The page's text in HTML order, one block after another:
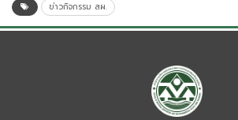
ข่าวกิจกรรม สผ.